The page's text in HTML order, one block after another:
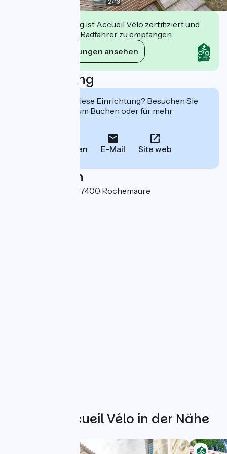
Diese Einrichtung ist Accueil Vélo zertifiziert und
verpflichtet sich, Radfahrer zu empfangen.
Ihre Verpflichtungen ansehen
Beschreibung
Interessiert Sie diese Einrichtung? Besuchen Sie
deren Website zum Buchen oder für mehr
Anrufen E-Mail Site web
Localisation
27 rue de la Violle 07400 Rochemaure
Weitere Accueil Vélo in der Nähe